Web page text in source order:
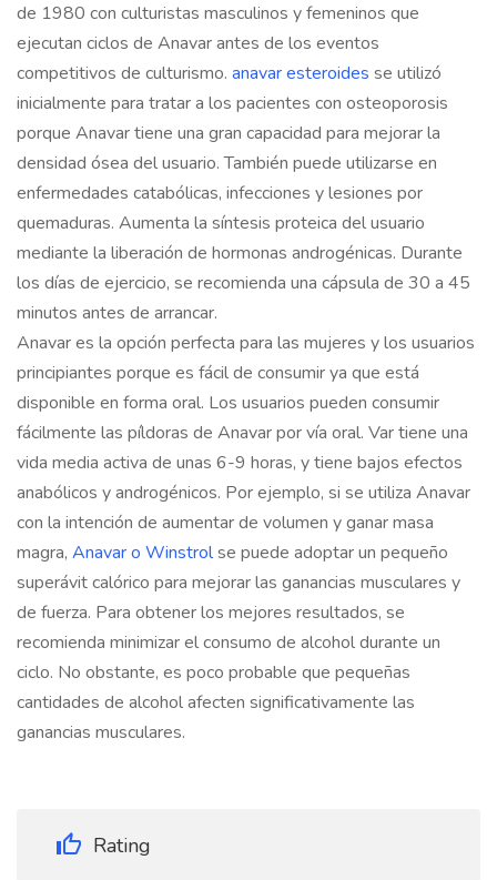
de 1980 con culturistas masculinos y femeninos que
ejecutan ciclos de Anavar antes de los eventos
competitivos de culturismo. anavar esteroides se utilizó
inicialmente para tratar a los pacientes con osteoporosis
porque Anavar tiene una gran capacidad para mejorar la
densidad ósea del usuario. También puede utilizarse en
enfermedades catabólicas, infecciones y lesiones por
quemaduras. Aumenta la síntesis proteica del usuario
mediante la liberación de hormonas androgénicas. Durante
los días de ejercicio, se recomienda una cápsula de 30 a 45
minutos antes de arrancar.
Anavar es la opción perfecta para las mujeres y los usuarios
principiantes porque es fácil de consumir ya que está
disponible en forma oral. Los usuarios pueden consumir
fácilmente las píldoras de Anavar por vía oral. Var tiene una
vida media activa de unas 6-9 horas, y tiene bajos efectos
anabólicos y androgénicos. Por ejemplo, si se utiliza Anavar
con la intención de aumentar de volumen y ganar masa
magra, Anavar o Winstrolse puede adoptar un pequeño
superávit calórico para mejorar las ganancias musculares y
de fuerza. Para obtener los mejores resultados, se
recomienda minimizar el consumo de alcohol durante un
ciclo. No obstante, es poco probable que pequeñas
cantidades de alcohol afecten significativamente las
ganancias musculares.
Rating